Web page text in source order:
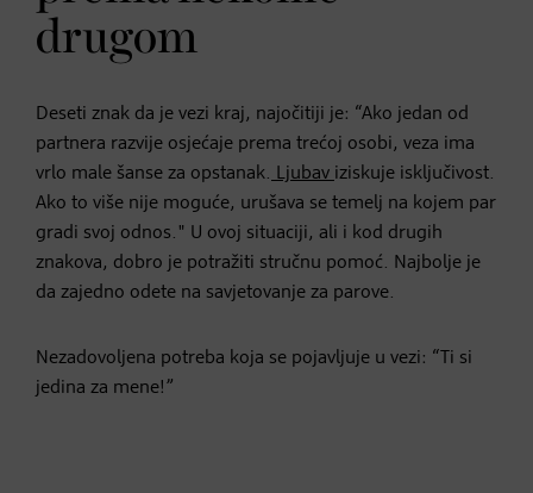
drugom
Deseti znak da je vezi kraj, najočitiji je: “Ako jedan od
partnera razvije osjećaje prema trećoj osobi, veza ima
vrlo male šanse za opstanak. Ljubav iziskuje isključivost.
Ako to više nije moguće, urušava se temelj na kojem par
gradi svoj odnos." U ovoj situaciji, ali i kod drugih
znakova, dobro je potražiti stručnu pomoć. Najbolje je
da zajedno odete na savjetovanje za parove.
Nezadovoljena potreba koja se pojavljuje u vezi: “Ti si
jedina za mene!”